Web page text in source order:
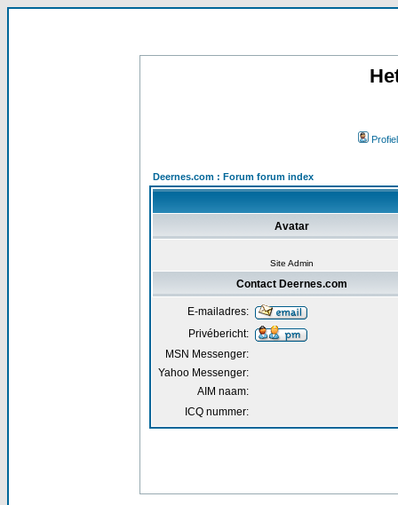
Profiel
Deernes.com : Forum forum index
Avatar
Site Admin
Contact Deernes.com
E-mailadres:
Privébericht:
MSN Messenger:
Yahoo Messenger:
AIM naam:
ICQ nummer: